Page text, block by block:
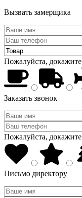
Вызвать замерщика
Пожалуйста,
Заказать звонок
Пожалуйста,
Письмо директору